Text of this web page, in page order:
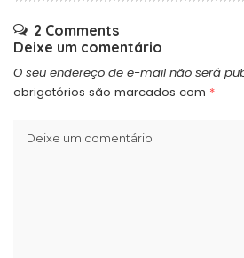
2 Comments
Deixe um comentário
O seu endereço de e-mail não será
obrigatórios são marcados com *